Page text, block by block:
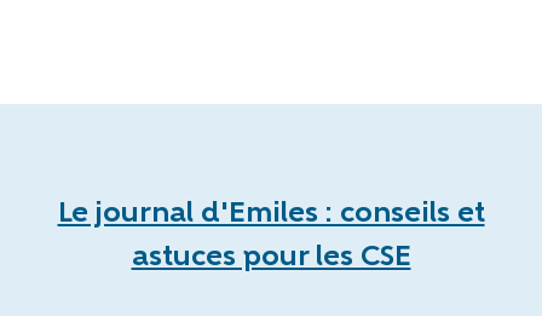
Le journal d'Emiles : conseils et
astuces pour les CSE